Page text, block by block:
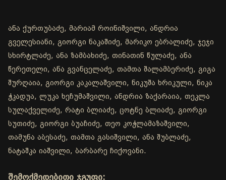
ანა ქურთუბაძე, მარიამ როინიშვილი, ანდრია
გველესიანი, გიორგი ნაკაშიძე, მარიკო ებრალიძე, ჯეჯი
სხირტლაძე, ანა ზამბახიძე, თინათინ წულაძე, ანა
წერეთელი, ანა გვანცელაძე, თამთა შალამბერიძე, გიგა
შურღაია, გიორგი კაკალაშვილი, ნიკუშა ხრიკული, ნიკა
ჭკადუა, ლუკა ხეჩუმაშვილი, ანდრია ზაქარაია, თეკლა
სულაქველიძე, რატი ბლიაძე, ცოტნე ბლიაძე, გიორგი
სუთიძე, გიორგი ბუაჩიძე, თეო კოჭლამაზაშვილი,
თამუნა აბესაძე, თამთა გასიშვილი, ანა შუბლაძე,
ნატაშკა იაშვილი, ბარბარე ჩიქოვანი.
შემოქმედებითი ჯგუფი: